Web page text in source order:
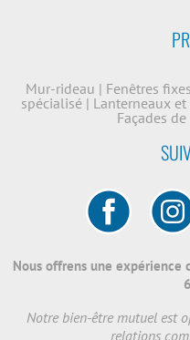
Mur-rideau | Fenêtres fixes
spécialisé | Lanterneaux et
Façades
Nous offrens une
Notre bien-être mutuel est
relations